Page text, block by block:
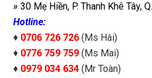
» 30 Mẹ Hiền, P. Thanh Khê Tây,
Hotline:
♦ 0706 726 726(Ms Hài)
♦ 0776 759 759(Ms Mai)
♦ 0979 034 634 (Mr Toàn)